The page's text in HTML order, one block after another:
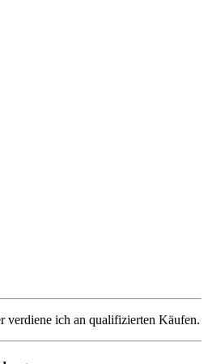
verdiene ich an qualifizierten Käufen.